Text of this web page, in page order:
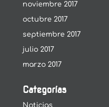
noviembre 2017
octubre 2017
septiembre 2017
julio 2017
marzo 2017
Categorías
Noticias